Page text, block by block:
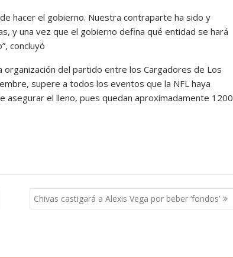
hacer el gobierno. Nuestra contraparte ha sido y
y una vez que el gobierno defina qué entidad se hará
concluyó
organización del partido entre los Cargadores de Los
supere a todos los eventos que la NFL haya
asegurar el lleno, pues quedan aproximadamente 1200
Chivas castigará a Alexis Vega por beber ‘fondos’